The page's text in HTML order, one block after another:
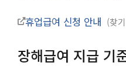
휴업급여 신청 안내 찾
장해급여 지급 기